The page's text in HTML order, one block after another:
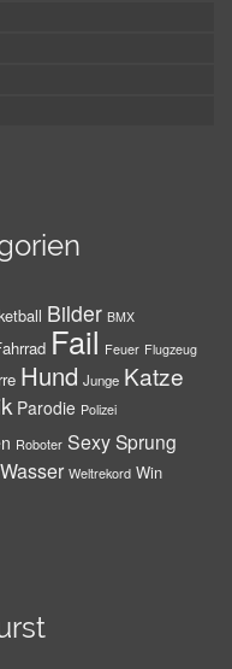
Bilder BMX
Fail Feuer Flugzeug
Hund Junge Katze
Parodie Polizei
Roboter SexySprung
Wasser Weltrekord Win